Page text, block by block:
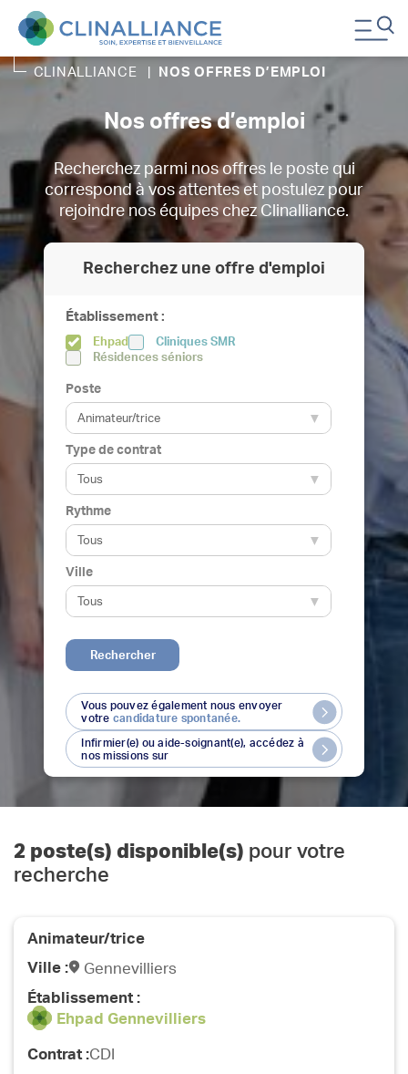
CLINALLIANCE NOS OFFRES D’EMPLOI
Nos offres d’emploi
Recherchez parmi nos offres le poste qui
correspond à vos attentes et postulez pour
rejoindre nos équipes chez Clinalliance.
Recherchez une offre d'emploi
Établissement :
Ehpad
Cliniques SMR
Résidences séniors
Poste
Type de contrat
Rythme
Ville
Rechercher
Vous pouvez également nous envoyer
votre candidature spontanée.
Infirmier(e) ou aide-soignant(e), accédez à
nos missions sur
2 poste(s) disponible(s) pour votre
recherche
Animateur/trice
Ville :
Gennevilliers
Établissement :
Ehpad Gennevilliers
Contrat :CDI